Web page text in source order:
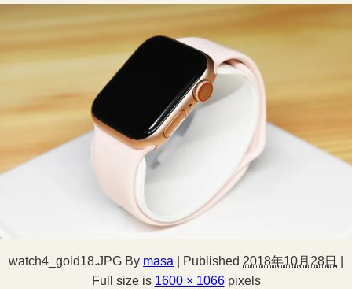
watch4_gold18.JPG By masa Published 2018年10月28日
Full size is 1600 × 1066pixels